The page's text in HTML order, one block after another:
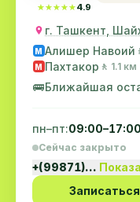
★★★★★
★★★★★4.9
M Алишер Навоий
M Пахтакор 🚶 1.1 км
🚌Ближайшая
пн–пт:09:00–17:00
Сейчас закрыто
+(99871)…
Записаться